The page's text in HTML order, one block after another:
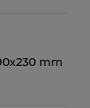
mm